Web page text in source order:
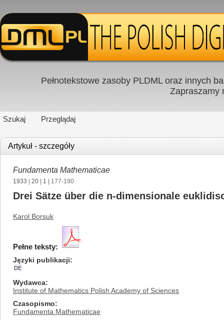
Pełnotekstowe zasoby PLDML oraz innych
Zapraszamy
Szukaj Przeglądaj
Artykuł - szczegóły
Fundamenta Mathematicae
1933 20 1 | 177-190
Drei Sätze über die n-dimensionale
Karol Borsuk
Pełne teksty:
Języki publikacji
DE
Wydawca
Institute of Mathematics Polish Academy of Sciences
Czasopismo
Fundamenta Mathematicae